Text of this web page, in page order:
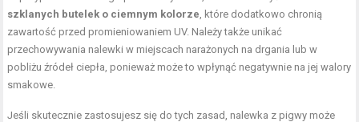
szklanych butelek o ciemnym kolorze, które dodatkowo chronią
zawartość przed promieniowaniem UV. Należy także unikać
przechowywania nalewki w miejscach narażonych na drgania lub w
pobliżu źródeł ciepła, ponieważ może to wpłynąć negatywnie na jej walory
smakowe.
Jeśli skutecznie zastosujesz się do tych zasad, nalewka z pigwy może